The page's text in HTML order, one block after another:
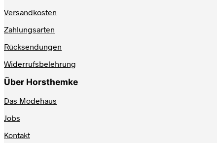
Versandkosten
Zahlungsarten
Rücksendungen
Widerrufsbelehrung
Über Horsthemke
Das Modehaus
Jobs
Kontakt